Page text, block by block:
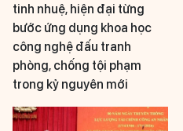
tinh nhuệ, hiện đại từng
bước ứng dụng khoa học
công nghệ đấu tranh
phòng, chống tội phạm
trong kỷ nguyên mới